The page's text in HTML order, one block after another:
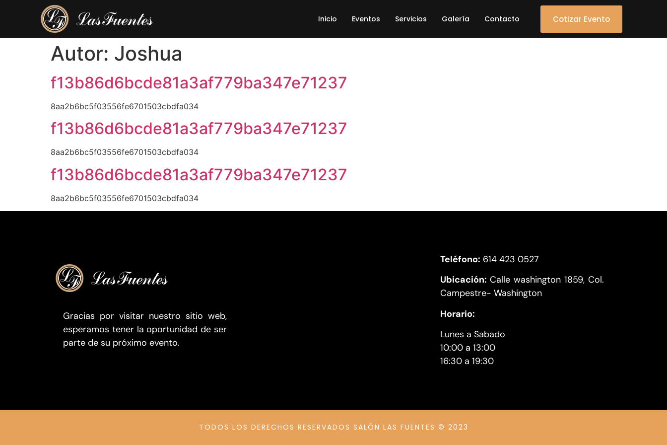
Inicio Eventos Servicios Galería Contacto Cotizar Evento
Autor: Joshua
f13b86d6bcde81a3af779ba347e71237
8aa2b6bc5f03556fe6701503cbdfa034
f13b86d6bcde81a3af779ba347e71237
8aa2b6bc5f03556fe6701503cbdfa034
f13b86d6bcde81a3af779ba347e71237
8aa2b6bc5f03556fe6701503cbdfa034
Gracias por visitar nuestro sitio web,
esperamos tener la oportunidad de ser
parte de su próximo evento.
Teléfono: 614 423 0527
Ubicación: Calle washington 1859, Col.
Campestre- Washington
Horario:
Lunes a Sabado
10:00 a 13:00
16:30 a 19:30
TODOS LOS DERECHOS RESERVADOS SALÓN LAS FUENTES © 2023